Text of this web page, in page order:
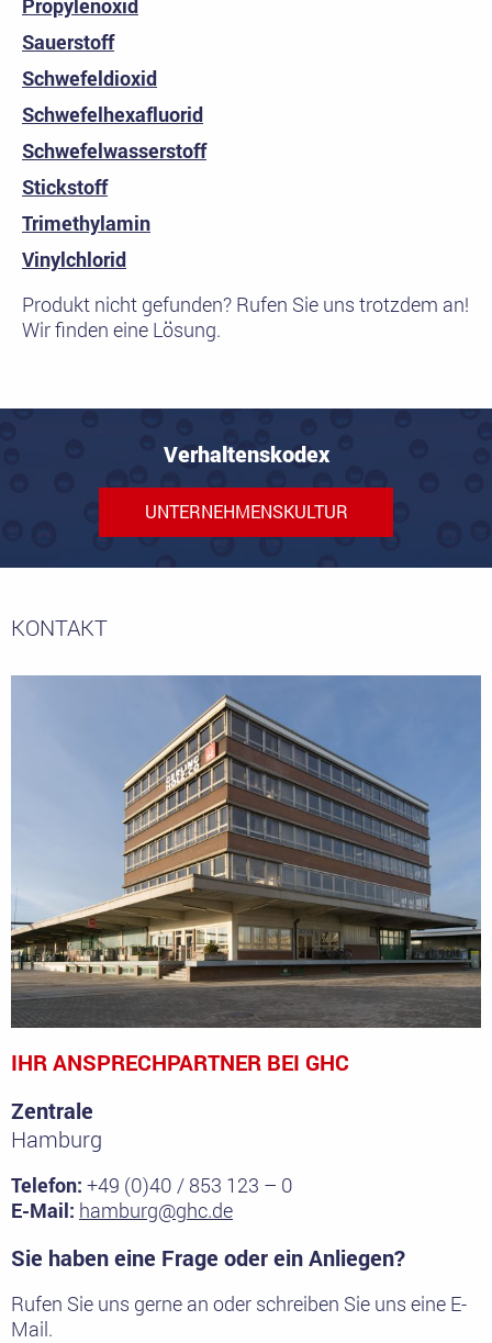
Propylenoxid
Sauerstoff
Schwefeldioxid
Schwefelhexafluorid
Schwefelwasserstoff
Stickstoff
Trimethylamin
Vinylchlorid
Produkt nicht gefunden? Rufen Sie uns trotzdem an!
Wir finden eine Lösung.
Verhaltenskodex
UNTERNEHMENSKULTUR
KONTAKT
IHR ANSPRECHPARTNER BEI GHC
Zentrale
Hamburg
Telefon: +49 (0)40 / 853 123 – 0
E-Mail: hamburg@ghc.de
Sie haben eine Frage oder ein Anliegen?
Rufen Sie uns gerne an oder schreiben Sie uns eine E-
Mail.